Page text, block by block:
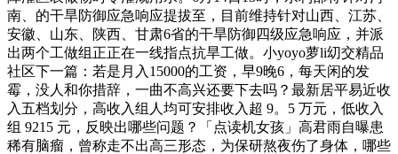
南、的干旱防御应急响应提拔至，目前维持针对山西、江苏、
安徽、山东、陕西、甘肃6省的干旱防御四级应急响应，并派
出两个工做组正正在一线指点抗旱工做。小yoyo萝li㓜交精品
社区下一篇：若是月入15000的工资，早9晚6，每天闲的发
霉，没人和你措辞，一曲不高兴还要下去吗？最新居平易近收
入五档划分，高收入组人均可安排收入超 9。5 万元，低收入
组 9215 元，反映出哪些问题？「点读机女孩」高君雨自曝患
稀有脑瘤，曾称走不出高三形态，为保研熬夜伤了身体，哪些